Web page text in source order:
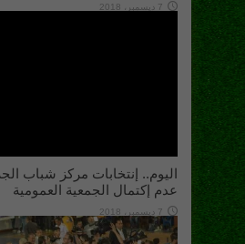
7 ديسمبر، 2018
اليوم.. إنتخابات مركز شباب
عدم إكتمال الجمعية العمومية
7 ديسمبر، 2018